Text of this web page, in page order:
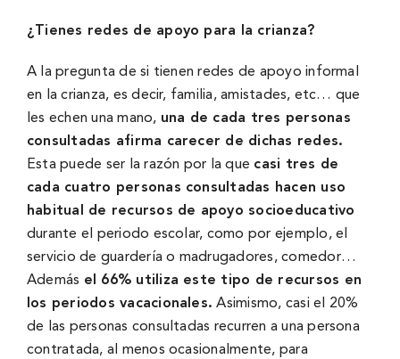
¿Tienes redes de apoyo para la crianza?
A la pregunta de si tienen redes de apoyo informal
en la crianza, es decir, familia, amistades, etc… que
les echen una mano, una de cada tres personas
consultadas afirma carecer de dichas redes.
Esta puede ser la razón por la que casi tres de
cada cuatro personas consultadas hacen uso
habitual de recursos de apoyo socioeducativo
durante el periodo escolar, como por ejemplo, el
servicio de guardería o madrugadores, comedor…
Además el 66% utiliza este tipo de recursos en
los periodos vacacionales. Asimismo, casi el 20%
de las personas consultadas recurren a una persona
contratada, al menos ocasionalmente, para